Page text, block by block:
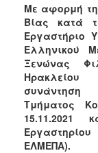
Με αφορμή
Βίας κατά
Εργαστήριο
Ελληνικού
Ξενώνας
Ηρακλείου
συνάντηση
Τμήματος
15.11.2021
ΕΛΜΕΠΑ).